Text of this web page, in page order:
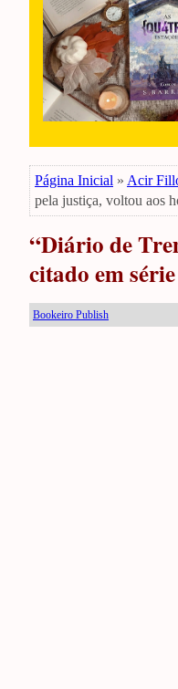
Página Inicial » Acir
pela justiça, voltou aos
“Diário de
citado em
Bookeiro Publish